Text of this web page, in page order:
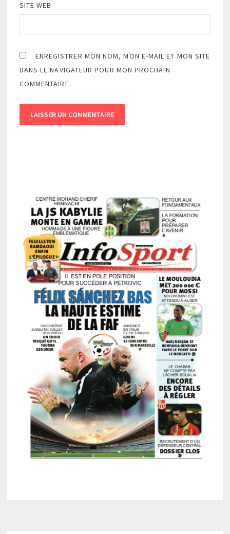
SITE WEB
ENREGISTRER MON NOM, MON E-MAIL ET MON SITE
DANS LE NAVIGATEUR POUR MON PROCHAIN
COMMENTAIRE.